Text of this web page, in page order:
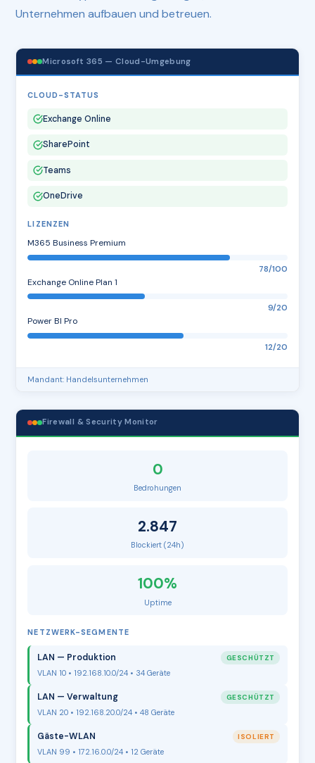
Unternehmen aufbauen und betreuen.
Microsoft 365 — Cloud-Umgebung
CLOUD-STATUS
Exchange Online
SharePoint
Teams
OneDrive
LIZENZEN
M365 Business Premium
78/100
Exchange Online Plan 1
9/20
Power BI Pro
12/20
Mandant: Handelsunternehmen
Firewall & Security Monitor
0
Bedrohungen
2.847
Blockiert (24h)
100%
Uptime
NETZWERK-SEGMENTE
LAN — Produktion GESCHÜTZT
VLAN 10 • 192.168.10.0/24 • 34 Geräte
LAN — Verwaltung GESCHÜTZT
VLAN 20 • 192.168.20.0/24 • 48 Geräte
Gäste-WLAN ISOLIERT
VLAN 99 • 172.16.0.0/24 • 12 Geräte